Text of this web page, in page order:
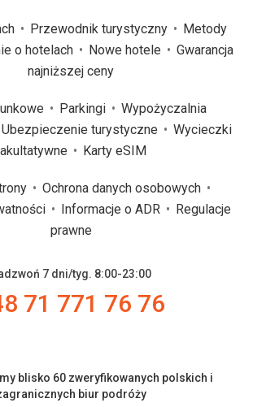
Przewodnik turystyczny
Metody
o hotelach Nowe hotele
Gwarancja
najniższej ceny
Parkingi
Wypożyczalnia
Ubezpieczenie turystyczne
Wycieczki
Karty eSIM
Ochrona danych osobowych
Informacje o ADR
Regulacje
prawne
7 dni/tyg. 8:00-23:00
71 771 76 76
blisko 60 zweryfikowanych polskich i
biur podróży